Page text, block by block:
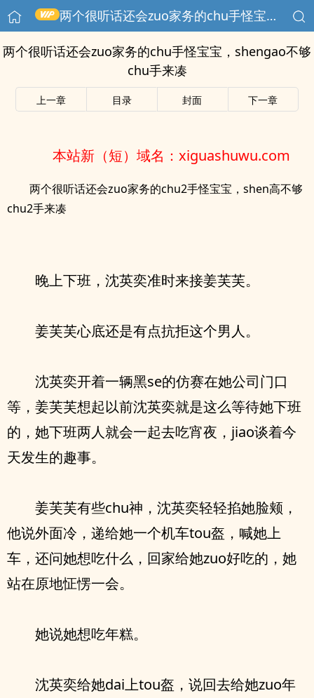
两个很听话还会zuo家务的chu手怪宝宝，shengao不够chu手来凑
两个很听话还会zuo家务的chu手怪宝宝，shengao不够
chu手来凑
上一章 目录 封面 下一章
本站新（短）域名：xiguashuwu.com
两个很听话还会zuo家务的chu2手怪宝宝，shen高不够
chu2手来凑
晚上下班，沈英奕准时来接姜芙芙。
姜芙芙心底还是有点抗拒这个男人。
沈英奕开着一辆黑se的仿赛在她公司门口
等，姜芙芙想起以前沈英奕就是这么等待她下班
的，她下班两人就会一起去吃宵夜，jiao谈着今
天发生的趣事。
姜芙芙有些chu神，沈英奕轻轻掐她脸颊，
他说外面冷，递给她一个机车tou盔，喊她上
车，还问她想吃什么，回家给她zuo好吃的，她
站在原地怔愣一会。
她说她想吃年糕。
沈英奕给她dai上tou盔，说回去给她zuo年